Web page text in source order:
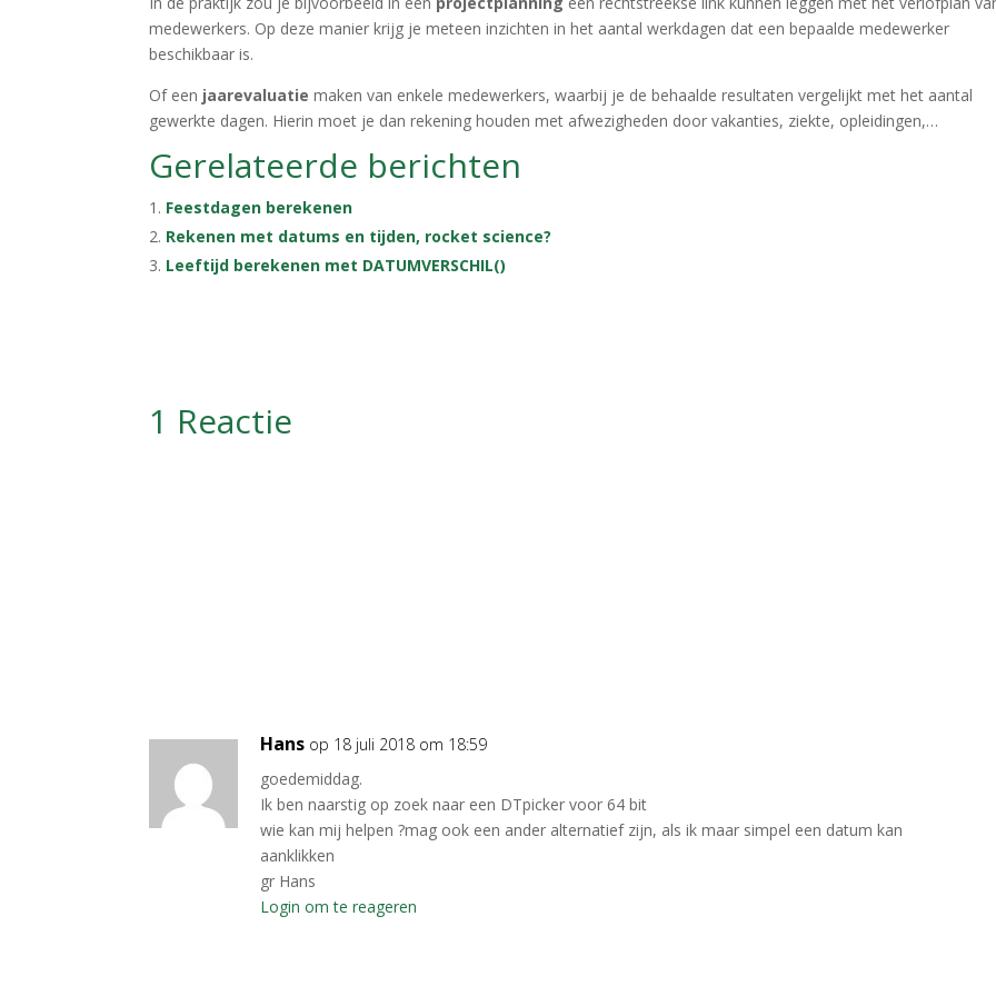
medewerkers. Op deze manier krijg je meteen inzichten in het aantal werkdagen dat een bepaalde medewerker
beschikbaar is.
Of een jaarevaluatie maken van enkele medewerkers, waarbij je de behaalde resultaten vergelijkt met het aantal
gewerkte dagen. Hierin moet je dan rekening houden met afwezigheden door vakanties, ziekte, opleidingen,…
Gerelateerde berichten
Feestdagen berekenen
Rekenen met datums en tijden, rocket science?
Leeftijd berekenen met DATUMVERSCHIL()
1 Reactie
Hans op 18 juli 2018 om 18:59
goedemiddag.
Ik ben naarstig op zoek naar een DTpicker voor 64 bit
wie kan mij helpen ?mag ook een ander alternatief zijn, als ik maar simpel een datum kan
aanklikken
gr Hans
Login om te reageren